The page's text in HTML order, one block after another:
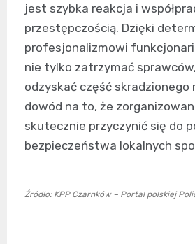
jest szybka reakcja i
przestępczością. Dzięki
profesjonalizmowi
nie tylko zatrzymać
odzyskać część skradzionego
dowód na to, że
skutecznie przyczynić się do
bezpieczeństwa lokalnych
Źródło: KPP Czarnków – Portal polskiej